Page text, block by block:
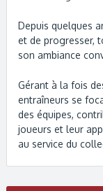
Depuis quelques
et de progresser,
son ambiance
Gérant à la fois
entraîneurs se
des équipes,
joueurs et leur
au service du